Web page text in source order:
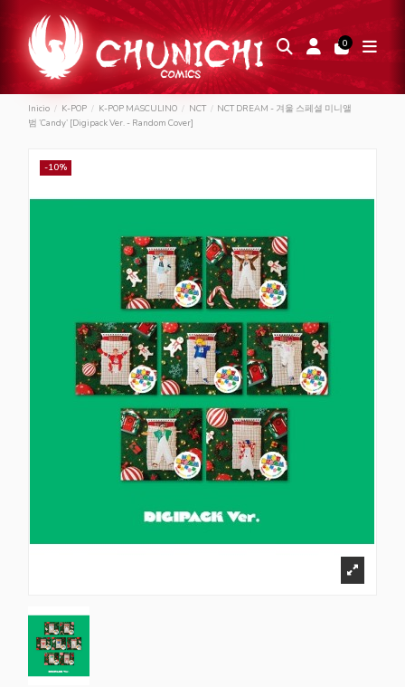
0
Inicio K-POP K-POP MASCULINO NCT
NCT DREAM - 겨울 스페셜 미니앨
범 ’Candy’ [Digipack Ver. - Random Cover]
-10%